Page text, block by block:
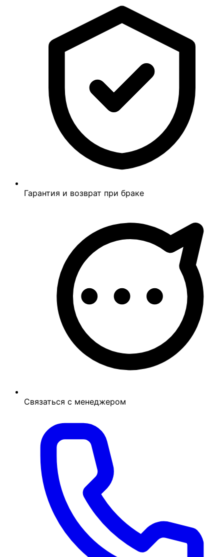
Гарантия и возврат при браке
Связаться с менеджером